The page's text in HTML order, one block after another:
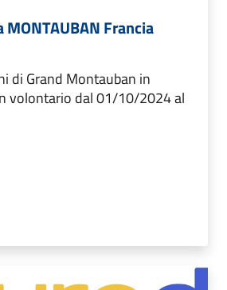
Francia
di Grand Montauban in
volontario dal 01/10/2024 al